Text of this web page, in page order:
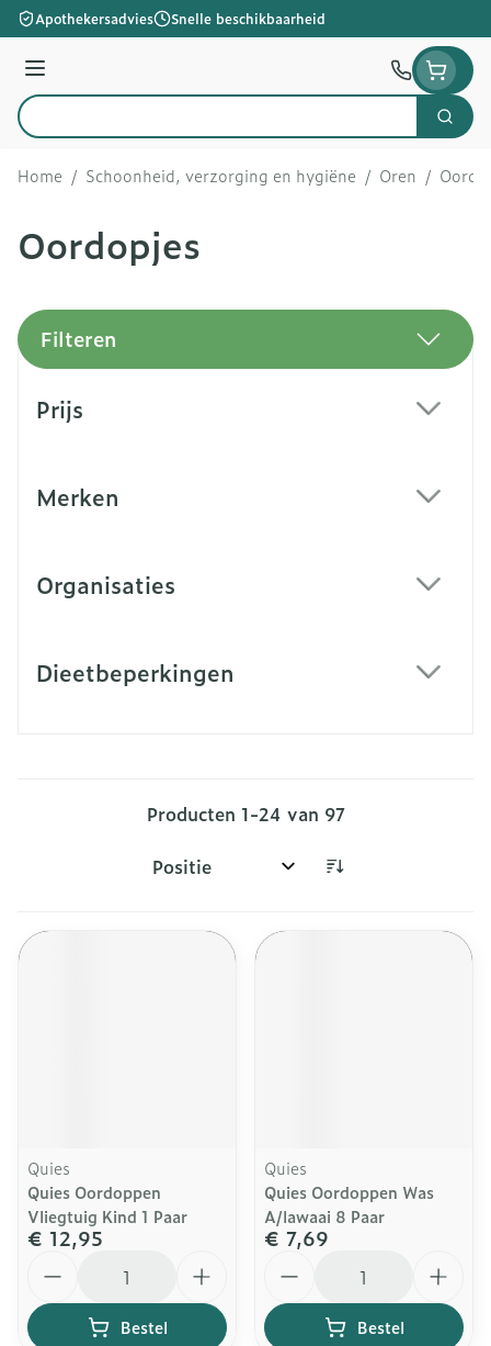
Ga naar de inhoud
Apothekersadvies Snelle beschikbaarheid
Menu
Product, merk, categorie...
Zoek
Home / Schoonheid, verzorging en hygiëne / Oren /
Oordopjes
Filteren
Prijs
Merken
Organisaties
Dieetbeperkingen
Producten 1-24 van 97
Sorteer op:
Quies
Quies Oordoppen
Vliegtuig Kind 1 Paar
€ 12,95
Bestel
Quies
Quies Oordoppen Was
A/lawaai 8 Paar
€ 7,69
Bestel